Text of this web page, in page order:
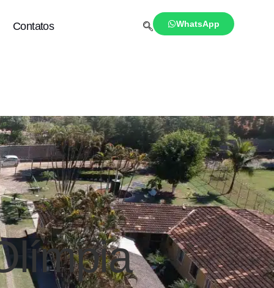
Contatos WhatsApp